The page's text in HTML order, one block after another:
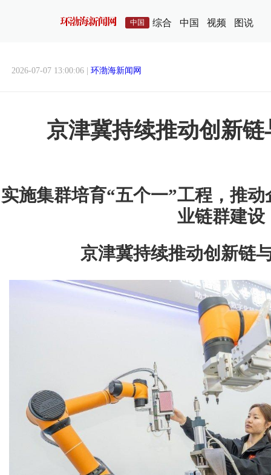
中国 综合 中国 视频 图说
2026-07-07 13:00:06 | 环渤海新闻网
京津冀持续推动创新
实施集群培育“五个一”工程，推
业链群建设
京津冀持续推动创新链